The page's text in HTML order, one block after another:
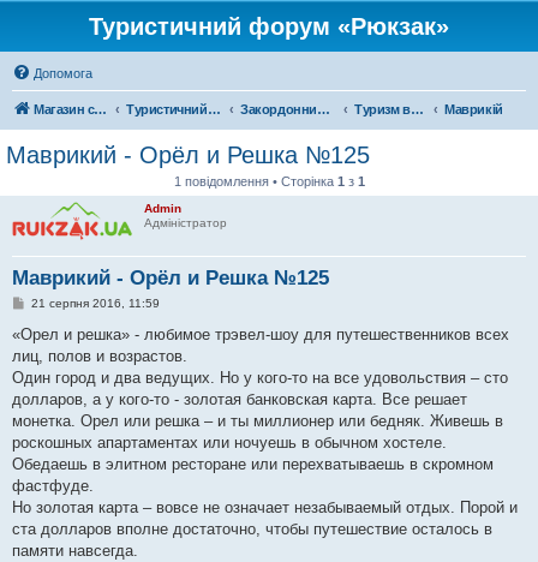
Туристичний форум «Рюкзак»
Допомога
Магазин спорядження Туристичний форум «Рюкзак» Закордонний туризм Туризм в Африці Маврикій
Маврикий - Орёл и Решка №125
1 повідомлення • Сторінка 1 з 1
Admin
Адміністратор
Маврикий - Орёл и Решка №125
П
в
д
о
м
л
е
н
я
21 серпня 2016, 11:59
«Орел и решка» - любимое трэвел-шоу для путешественников всех
лиц, полов и возрастов.
Один город и два ведущих. Но у кого-то на все удовольствия – сто
долларов, а у кого-то - золотая банковская карта. Все решает
монетка. Орел или решка – и ты миллионер или бедняк. Живешь в
роскошных апартаментах или ночуешь в обычном хостеле.
Обедаешь в элитном ресторане или перехватываешь в скромном
фастфуде.
Но золотая карта – вовсе не означает незабываемый отдых. Порой и
ста долларов вполне достаточно, чтобы путешествие осталось в
памяти навсегда.